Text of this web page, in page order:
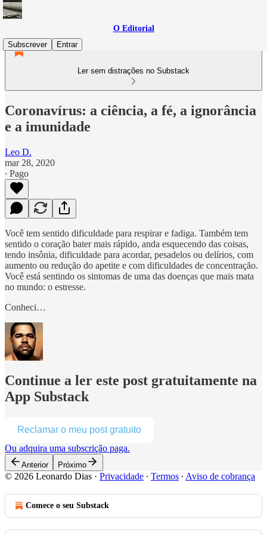
O Editorial
Subscrever
Entrar
Ler sem distrações no Substack
Coronavírus: a ciência, a fé, a ignorância
e a imunidade
Leo D.
mar 28, 2020
∙ Pago
Você tem sentido dificuldade para respirar e fadiga. Também tem
sentido o coração bater mais rápido, anda esquecendo das coisas,
tendo insônia, dificuldade para acordar, pesadelos ou delírios, com
aumento ou redução do apetite e com dificuldades de concentração.
Você está sentindo os sintomas de uma das doenças que mais mata
no mundo: o estresse.
Conheci…
Continue a ler este post gratuitamente na
App Substack
Reclamar o meu post gratuito
Ou adquira uma subscrição paga.
Anterior Próximo
© 2026 Leonardo Dias · Privacidade ∙ Termos ∙ Aviso de cobrança
Comece o seu Substack